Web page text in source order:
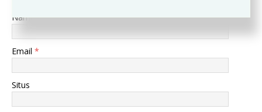
Nama*
Email *
Situs